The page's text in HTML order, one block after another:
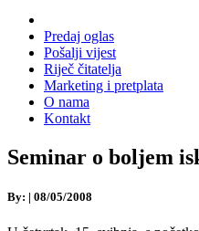
Predaj oglas
Pošalji vijest
Riječ čitatelja
Marketing i pretplata
O nama
Kontakt
Seminar o boljem
By: | 08/05/2008